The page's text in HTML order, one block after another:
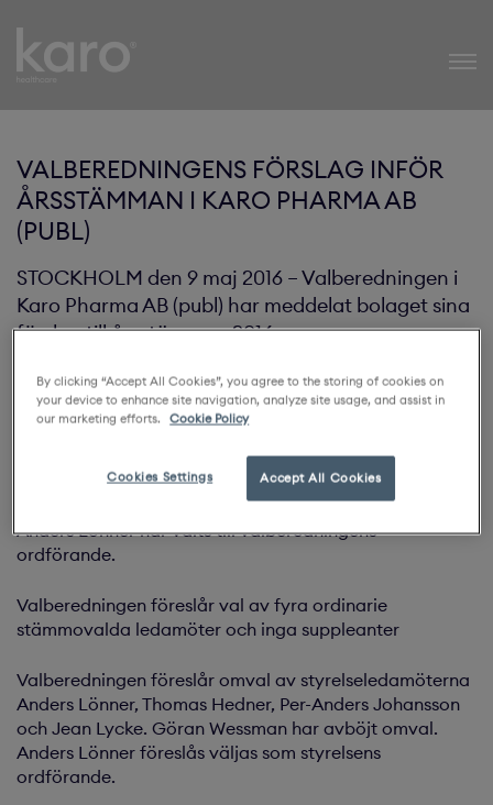
Karo Healthcare
VALBEREDNINGENS FÖRSLAG INFÖR
ÅRSSTÄMMAN I KARO PHARMA AB
(PUBL)
STOCKHOLM den 9 maj 2016 – Valberedningen i
Karo Pharma AB (publ) har meddelat bolaget sina
förslag till årsstämman 2016.
Inför årsstämman 2016 har valberedningen bestått av
Anders Lönner (ordförande), styrelsens ordförande,
representerande (SEB Investment Management), Leif
Edlund, representerande Johan Edlund samt Per-Anders
Johansson, representerande eget innehav (Nomic AB).
Anders Lönner har valts till valberedningens
ordförande.
Valberedningen föreslår val av fyra ordinarie
stämmovalda ledamöter och inga suppleanter
Valberedningen föreslår omval av styrelseledamöterna
Anders Lönner, Thomas Hedner, Per-Anders Johansson
och Jean Lycke. Göran Wessman har avböjt omval.
Anders Lönner föreslås väljas som styrelsens
ordförande.
By clicking “Accept All Cookies”, you agree to the storing of cookies on
your device to enhance site navigation, analyze site usage, and assist in
our marketing efforts.
Cookie Policy
Accept All Cookies
Cookies Settings